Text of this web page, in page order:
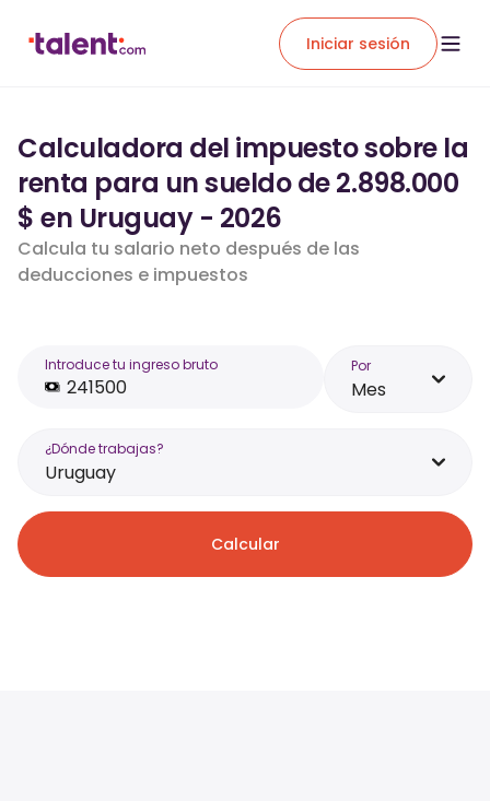
Iniciar sesión
Calculadora del impuesto sobre la
renta para un sueldo de 2.898.000
$ en Uruguay - 2026
Calcula tu salario neto después de las
deducciones e impuestos
Introduce tu ingreso bruto Por
Mes
¿Dónde trabajas?
Uruguay
Calcular